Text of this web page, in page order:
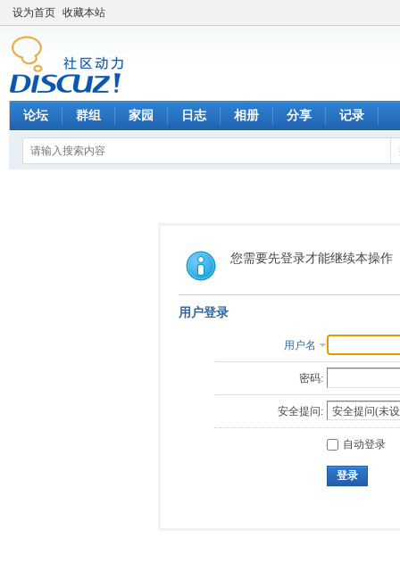
设为首页 收藏本站
论坛 群组 家园 日志 相册 分享 记录
您需要先登录才能继续本操作
用户登录
用户名
密码:
安全提问:
自动登录
登录